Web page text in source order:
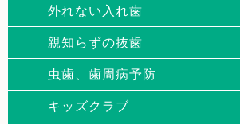
外れない入れ歯
親知らずの抜歯
虫歯、歯周病予防
キッズクラブ